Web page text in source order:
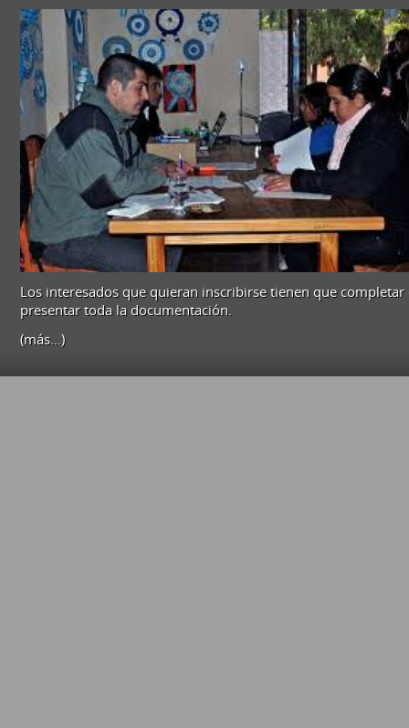
Los interesados que quieran inscribirse tienen que
presentar toda la documentación.
(más…)